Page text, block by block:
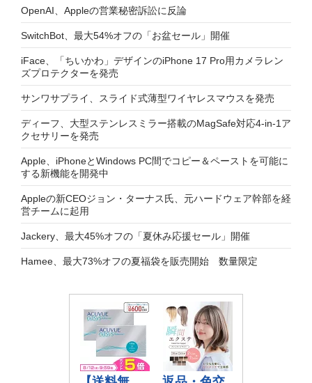
OpenAI、Appleの営業秘密訴訟に反論
SwitchBot、最大54%オフの「お盆セール」開催
iFace、「ちいかわ」デザインのiPhone 17 Pro用カメラレン
ズプロテクターを発売
サンワサプライ、スライド式薄型ワイヤレスマウスを発売
ディーフ、大型ステンレスミラー搭載のMagSafe対応4-in-1ア
クセサリーを発売
Apple、iPhoneとWindows PC間でコピー＆ペーストを可能に
する新機能を開発中
Appleの新CEOジョン・ターナス氏、元ハードウェア幹部を経
営チームに起用
Jackery、最大45%オフの「夏休み応援セール」開催
Hamee、最大73%オフの夏福袋を販売開始 数量限定